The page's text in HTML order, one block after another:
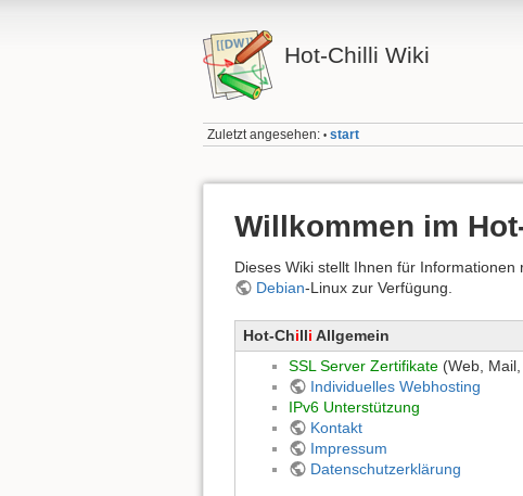
Hot-Chilli Wiki
Zuletzt angesehen: • start
Willkommen im
Dieses Wiki stellt Ihnen für
Debian-Linux zur Verfügung.
Hot-Chilli Allgemein
SSL Server Zertifikate (Web, Mail,
Individuelles Webhosting
IPv6 Unterstützung
Kontakt
Impressum
Datenschutzerklärung